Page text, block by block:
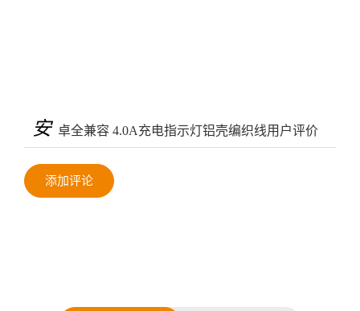
安 卓全兼容 4.0A充电指示灯铝壳编织线用户评价
添加评论